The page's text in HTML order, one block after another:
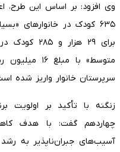
برای ۲۹
متوسط» با
سرپرستان خانوار واریز شده
زنگنه با تأکید بر اولویت
چهاردهم گفت: با هدف
آسیب‌های جبران‌ناپذیر به